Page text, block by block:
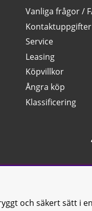
Vanliga frågor /
Kontaktuppgifter
Service
Leasing
Köpvillkor
Ångra köp
Klassificering
© Sport & Gym
och säkert sätt i